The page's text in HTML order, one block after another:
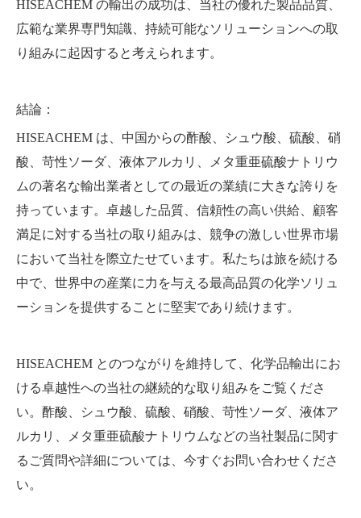
HISEACHEM の輸出の成功は、当社の優れた製品品質、
広範な業界専門知識、持続可能なソリューションへの取
り組みに起因すると考えられます。
結論：
HISEACHEM は、中国からの酢酸、シュウ酸、硫酸、硝
酸、苛性ソーダ、液体アルカリ、メタ重亜硫酸ナトリウ
ムの著名な輸出業者としての最近の業績に大きな誇りを
持っています。卓越した品質、信頼性の高い供給、顧客
満足に対する当社の取り組みは、競争の激しい世界市場
において当社を際立たせています。私たちは旅を続ける
中で、世界中の産業に力を与える最高品質の化学ソリュ
ーションを提供することに堅実であり続けます。
HISEACHEM とのつながりを維持して、化学品輸出にお
ける卓越性への当社の継続的な取り組みをご覧くださ
い。酢酸、シュウ酸、硫酸、硝酸、苛性ソーダ、液体ア
ルカリ、メタ重亜硫酸ナトリウムなどの当社製品に関す
るご質問や詳細については、今すぐお問い合わせくださ
い。